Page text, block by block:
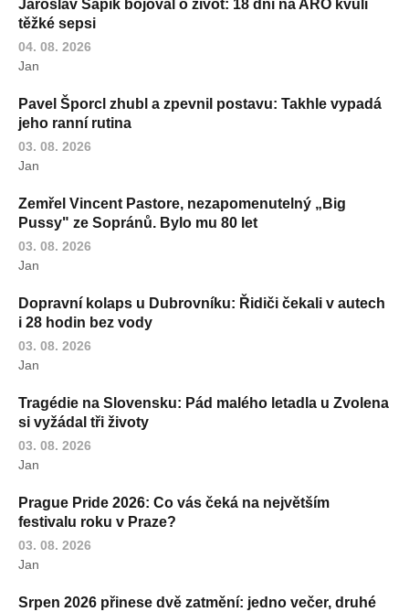
Jaroslav Sapík bojoval o život: 18 dní na ARO kvůli
těžké sepsi
04. 08. 2026
Jan
Pavel Šporcl zhubl a zpevnil postavu: Takhle vypadá
jeho ranní rutina
03. 08. 2026
Jan
Zemřel Vincent Pastore, nezapomenutelný „Big
Pussy" ze Sopránů. Bylo mu 80 let
03. 08. 2026
Jan
Dopravní kolaps u Dubrovníku: Řidiči čekali v autech
i 28 hodin bez vody
03. 08. 2026
Jan
Tragédie na Slovensku: Pád malého letadla u Zvolena
si vyžádal tři životy
03. 08. 2026
Jan
Prague Pride 2026: Co vás čeká na největším
festivalu roku v Praze?
03. 08. 2026
Jan
Srpen 2026 přinese dvě zatmění: jedno večer, druhé